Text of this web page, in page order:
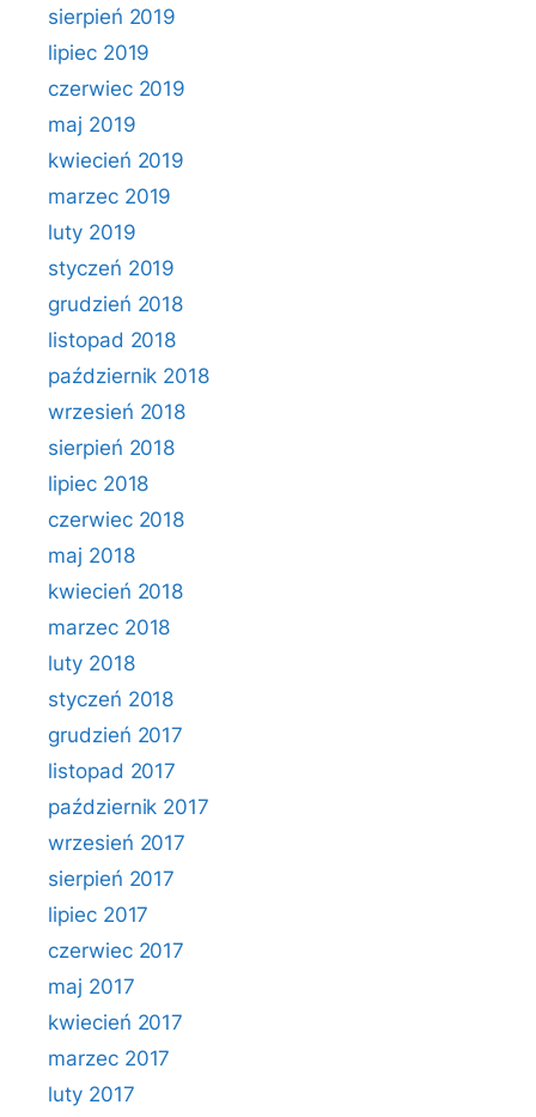
sierpień 2019
lipiec 2019
czerwiec 2019
maj 2019
kwiecień 2019
marzec 2019
luty 2019
styczeń 2019
grudzień 2018
listopad 2018
październik 2018
wrzesień 2018
sierpień 2018
lipiec 2018
czerwiec 2018
maj 2018
kwiecień 2018
marzec 2018
luty 2018
styczeń 2018
grudzień 2017
listopad 2017
październik 2017
wrzesień 2017
sierpień 2017
lipiec 2017
czerwiec 2017
maj 2017
kwiecień 2017
marzec 2017
luty 2017